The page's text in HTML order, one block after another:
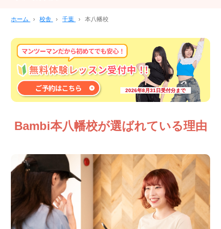
ホーム › 校舎 › 千葉 › 本八幡校
2026年8月31日受付分まで
Bambi本八幡校が選ばれている理由